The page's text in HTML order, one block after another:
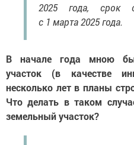
2025 года, срок
с 1 марта 2025 года.
В начале года мною
участок (в качестве
несколько лет в планы
Что делать в таком
земельный участок?